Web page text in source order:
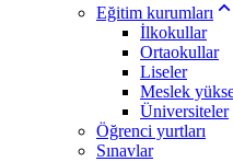
Eğitim kurumları
İlkokullar
Ortaokullar
Liseler
Meslek
Üniversiteler
Öğrenci yurtları
Sınavlar